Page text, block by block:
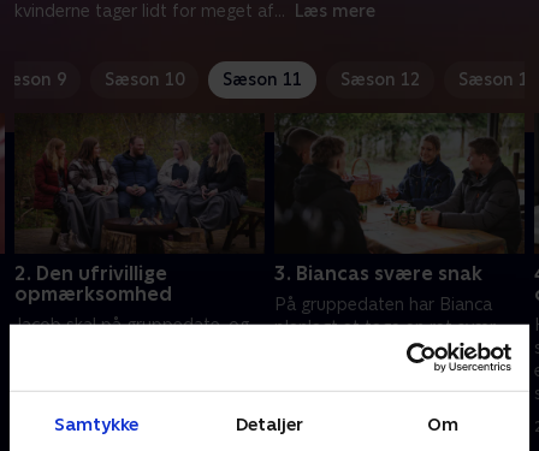
Samtykke Detaljer Om
kvinderne tager lidt for meget af... Læs mere
9 Sæson 10 Sæson 11 Sæson 12 Sæson 13
2. Den ufrivillige
opmærksomhed
Jacob skal på gruppedate, og
meget af opmærksomheden.
Og så tager Lene Beier forbi
Serena med breve.
13. august 2024 • 40 min
3. Biancas svære snak
På gruppedaten har Bianca
planlagt at tage en ret svær
snak med mændene. Hos
Jacob flytter de tre bejlere ind,
og de har ret meget at sige om
hans indretning.